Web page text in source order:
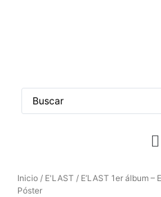
Inicio / E'LAST / E’LAST 1er álbum –
Póster